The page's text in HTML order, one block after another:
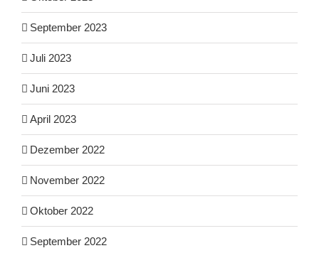
September 2023
Juli 2023
Juni 2023
April 2023
Dezember 2022
November 2022
Oktober 2022
September 2022